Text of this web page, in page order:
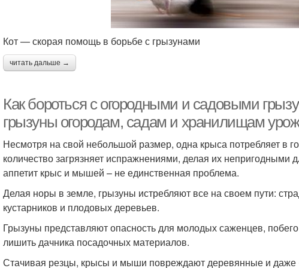
Кот — скорая помощь в борьбе с грызунами
читать дальше →
Как бороться с огородными и садовыми
грызуны огородам, садам и хранилищам
Несмотря на свой небольшой размер, одна крыса потребляет в
количество загрязняет испражнениями, делая их
аппетит крыс и мышей – не единственная проблема.
Делая норы в земле, грызуны истребляют все на своем пути:
кустарников и плодовых деревьев.
Грызуны представляют опасность для молодых саженцев,
лишить дачника посадочных материалов.
Стачивая резцы, крысы и мыши повреждают деревянные и даже